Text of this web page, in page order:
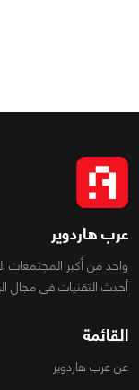
عرب هاردوير
واحد من أكبر
أحدث التقنيات فى مجال
القائمة
عن عرب هاردوير